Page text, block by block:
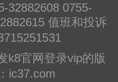
电子工程师迅速引
术。 为设计师提供
以及下一代电子元
外超过1000,000
32882608 0755-
值班和投诉
k8官网登录vip的版
ic37.com